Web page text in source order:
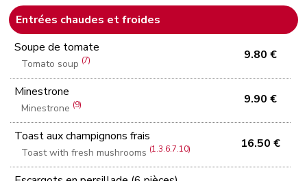
Entrées chaudes et froides
Soupe de tomate
Tomato soup (7) 9.80 €
Minestrone
Minestrone (9) 9.90 €
Toast aux champignons frais
Toast with fresh mushrooms (1.3.6.7.10) 16.50 €